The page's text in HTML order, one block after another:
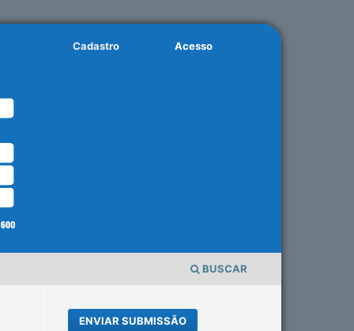
BUSCAR
Cadastro Acesso
ENVIAR SUBMISSÃO